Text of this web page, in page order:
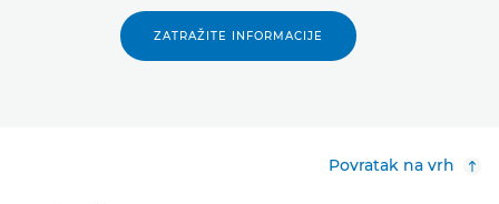
ZATRAŽITE INFORMACIJE
Povratak na vrh